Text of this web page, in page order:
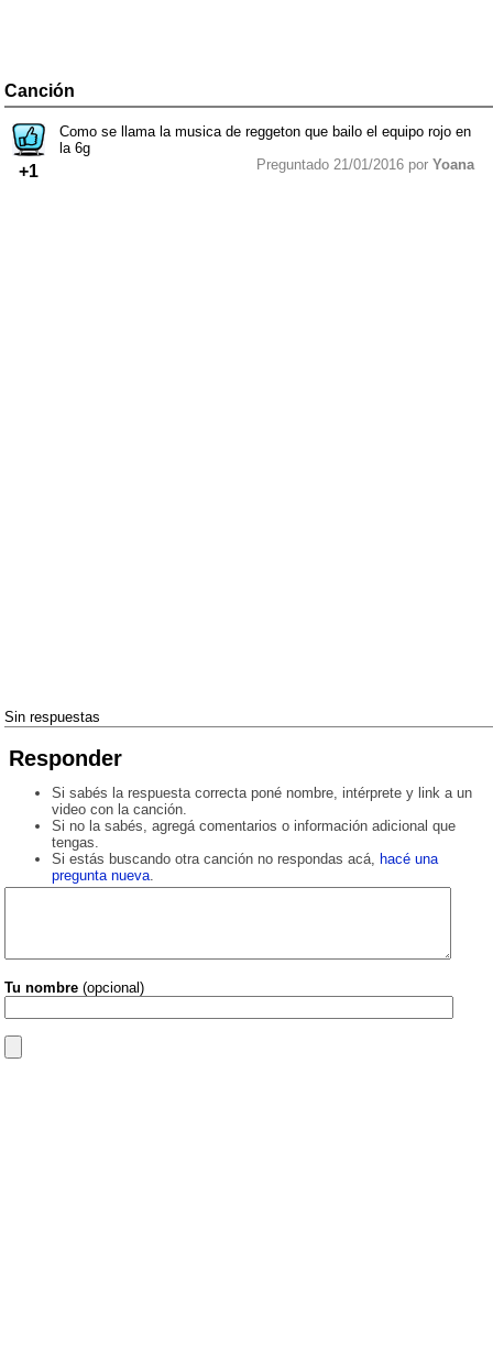
Canción
+1
Como se llama la musica de reggeton que bailo el equipo rojo en
la 6g
Preguntado 21/01/2016 por Yoana
Sin respuestas
Responder
Si sabés la respuesta correcta poné nombre, intérprete y link a un
video con la canción.
Si no la sabés, agregá comentarios o información adicional que
tengas.
Si estás buscando otra canción no respondas acá, hacé una
pregunta nueva.
Tu nombre (opcional)